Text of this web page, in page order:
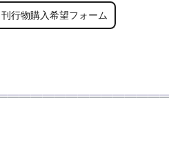
刊行物購入希望フォーム